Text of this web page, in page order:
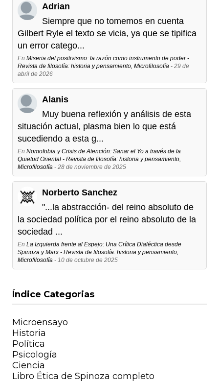
Adrian
Siempre que no tomemos en cuenta
Gilbert Ryle el texto se vicia, ya que se tipifica
un error catego...
En Miseria del positivismo: la razón como instrumento de poder -
Revista de filosofía: historia y pensamiento, Microfilosofía - 29 de
abril de 2026
Alanis
Muy buena reflexión y análisis de esta
situación actual, plasma bien lo que está
sucediendo a esta g...
En Nomofobia y Crisis de Atención: Sanar el Yo a través de la
Quietud Oriental - Revista de filosofía: historia y pensamiento,
Microfilosofía - 28 de noviembre de 2025
Norberto Sanchez
"...la abstracción- del reino absoluto de
la sociedad política por el reino absoluto de la
sociedad ...
En La Izquierda frente al Espejo: Una Crítica Dialéctica desde
Spinoza y Marx - Revista de filosofía: historia y pensamiento,
Microfilosofía - 10 de octubre de 2025
Índice Categorias
Microensayo
Historia
Política
Psicología
Ciencia
Libro Ética de Spinoza completo